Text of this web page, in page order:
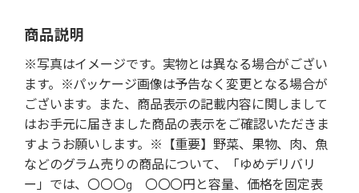
商品説明
※写真はイメージです。実物とは異なる場合がござい
ます。※パッケージ画像は予告なく変更となる場合が
ございます。また、商品表示の記載内容に関しまして
はお手元に届きました商品の表示をご確認いただきま
すようお願いします。※【重要】野菜、果物、肉、魚
などのグラム売りの商品について、「ゆめデリバリ
ー」では、〇〇〇g 〇〇〇円と容量、価格を固定表